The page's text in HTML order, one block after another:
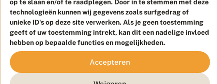
op te slaan en/of te raadplegen. Door in te stemmen met deze
technologieën kunnen wij gegevens zoals surfgedrag of
unieke ID's op deze site verwerken. Als je geen toestemming
geeft of uw toestemming intrekt, kan dit een nadelige invloed
hebben op bepaalde functies en mogelijkheden.
Accepteren
Contact
Veelgestelde vragen
Duurzaam ontwikkeld doorGo2People, ontworpen door
Blue Field Agency
Privacy
Disclaimer